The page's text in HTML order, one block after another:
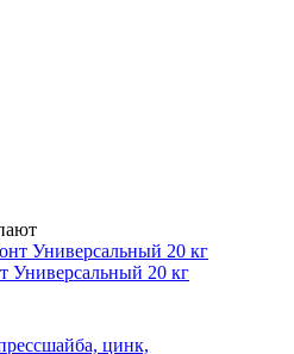
Универсальный 20 кг